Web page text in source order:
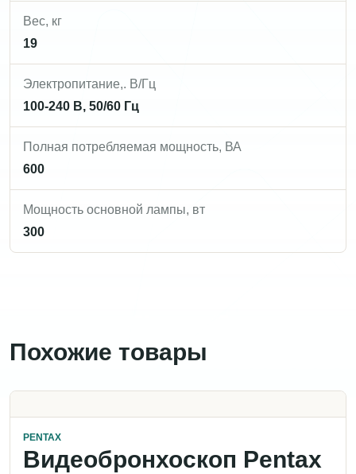
Вес, кг
19
Электропитание,. В/Гц
100-240 В, 50/60 Гц
Полная потребляемая мощность, ВА
600
Мощность основной лампы, вт
300
Похожие товары
PENTAX
Видеобронхоскоп Pentax